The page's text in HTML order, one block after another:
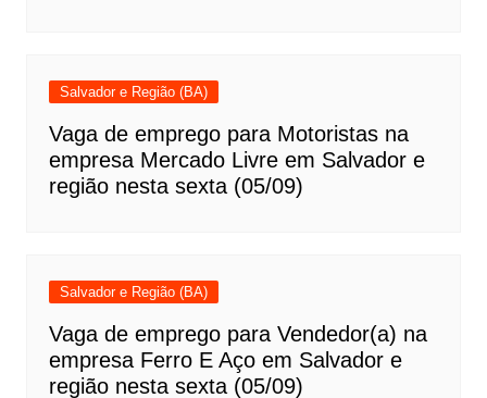
Salvador e Região (BA)
Vaga de emprego para Motoristas na
empresa Mercado Livre em Salvador e
região nesta sexta (05/09)
Salvador e Região (BA)
Vaga de emprego para Vendedor(a) na
empresa Ferro E Aço em Salvador e
região nesta sexta (05/09)